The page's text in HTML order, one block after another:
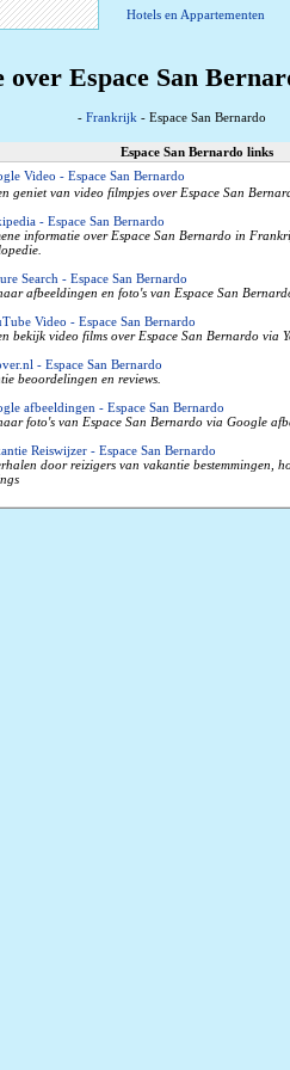
Hotels en Appartementen
over Espace San
- Frankrijk - Espace San Bernardo
Espace San Bernardo links
Video - Espace San Bernardo
geniet van video filmpjes over Espace San
- Espace San Bernardo
informatie over Espace San Bernardo in
Search - Espace San Bernardo
afbeeldingen en foto's van Espace San
Video - Espace San Bernardo
bekijk video films over Espace San Bernardo via
- Espace San Bernardo
beoordelingen en reviews.
afbeeldingen - Espace San Bernardo
foto's van Espace San Bernardo via Google
Reiswijzer - Espace San Bernardo
door reizigers van vakantie bestemmingen,